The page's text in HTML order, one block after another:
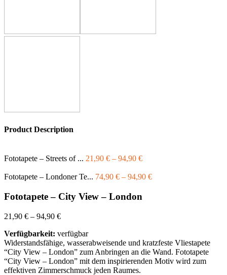
Product Description
Fototapete – Streets of ... 21,90 € – 94,90 €
Fototapete – Londoner Te... 74,90 € – 94,90 €
Fototapete – City View – London
21,90 € – 94,90 €
Verfügbarkeit: verfügbar
Widerstandsfähige, wasserabweisende und kratzfeste Vliestapete
“City View – London” zum Anbringen an die Wand. Fototapete
“City View – London” mit dem inspirierenden Motiv wird zum
effektiven Zimmerschmuck jeden Raumes.